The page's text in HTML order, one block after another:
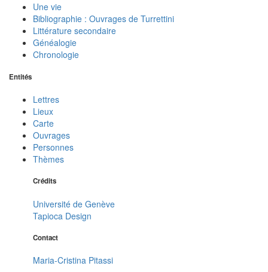
Une vie
Bibliographie : Ouvrages de Turrettini
Littérature secondaire
Généalogie
Chronologie
Entités
Lettres
Lieux
Carte
Ouvrages
Personnes
Thèmes
Crédits
Université de Genève
Tapioca Design
Contact
Maria-Cristina Pitassi